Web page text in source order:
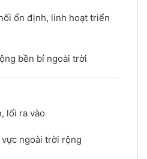
ổn định, linh hoạt triển
bền bỉ ngoài trời
lối ra vào
ngoài trời rộng